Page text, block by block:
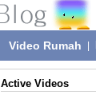
Video Rumah
Active Videos